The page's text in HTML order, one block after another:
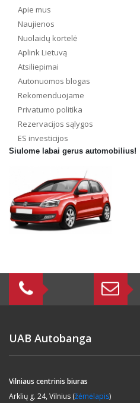
Apie mus
Naujienos
Nuolaidų kortelė
Aplink Lietuvą
Atsiliepimai
Autonuomos blogas
Rekomenduojame
Privatumo politika
Rezervacijos sąlygos
ES investicijos
Siulome labai gerus automobilius!
UAB Autobanga
Vilniaus centrinis biuras
Arklių g. 24, Vilnius (žėmėlapis)